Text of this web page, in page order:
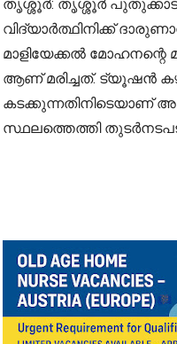
തൃശ്ശൂർ: തൃശ്ശൂർ പുതുക്കാട്
വിദ്യാർത്ഥിനിക്ക്
മാളിയേക്കൽ
ആണ് മരിച്ചത്. ട്യൂഷൻ
കടക്കുന്നതിനിടെയാണ്
സ്ഥലത്തെത്തി